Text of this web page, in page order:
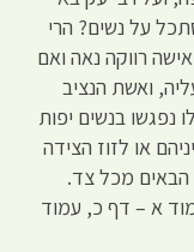
על נשים? הרי
רווקה נאה ואם
ואשת הנציב
נפגשו בנשים יפות
או לזוז הצידה
הבאים מכל צד.
א – דף כ, עמוד